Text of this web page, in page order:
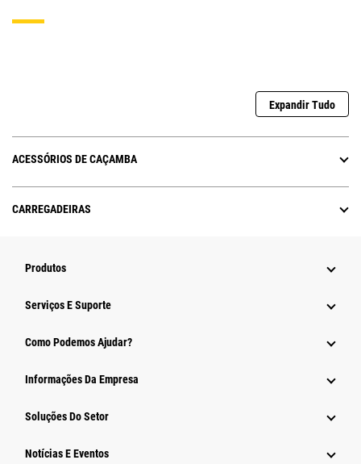
Expandir Tudo
ACESSÓRIOS DE CAÇAMBA
CARREGADEIRAS
Produtos
Serviços E Suporte
Como Podemos Ajudar?
Informações Da Empresa
Soluções Do Setor
Notícias E Eventos